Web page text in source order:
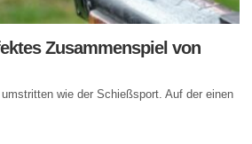
Zusammenspiel von
wie der Schießsport. Auf der einen